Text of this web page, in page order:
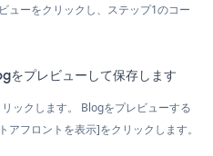
ューをクリックし、ステップ1のコー
プレビューして保存します
ックします。 Blogをプレビューする
アフロントを表示]をクリックします。